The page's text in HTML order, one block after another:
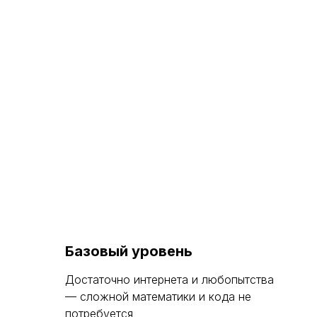
Базовый уровень
Достаточно интернета и любопытства
— сложной математики и кода не
потребуется